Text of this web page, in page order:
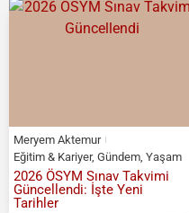
Meryem Aktemur
Eğitim & Kariyer, Gündem, Yaşam
2026 ÖSYM Sınav Takvimi
Güncellendi: İşte Yeni
Tarihler